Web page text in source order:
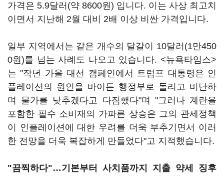
가격은 5.9달러(약 8600원) 입니다. 이는 사상 최고치
이면서 지난해 2월 대비 2배 이상 비싼 가격입니다.
일부 지역에서는 같은 개수의 달걀이 10달러(1만450
0원)를 넘는 사례도 나오고 있습니다. <뉴욕타임스>
는 "작년 가을 대선 캠페인에서 트럼프 대통령은 인
플레이션의 원인을 바이든 행정부로 돌리고 비난하
며 물가를 낮추겠다고 다짐했다"며 "그러나 계란을
포함한 필수 소비재의 가파른 상승은 그의 관세정책
이 인플레이션에 대한 우려를 더욱 부추기면서 이러
한 전망을 더욱 복잡하게 만들었다"고 지적했습니다.
"끔찍하다"…기본부터 사치품까지 지출 약세 징후